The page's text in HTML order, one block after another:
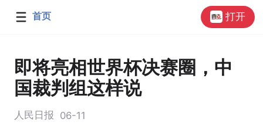
首页 打开
即将亮相世界杯决赛圈，中
国裁判组这样说
人民日报 06-11